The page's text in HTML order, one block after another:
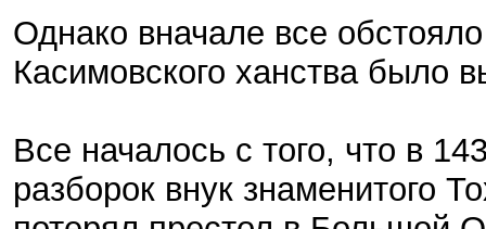
Однако вначале все
Касимовского ханства было
Все началось с того, что в
разборок внук знаменитого